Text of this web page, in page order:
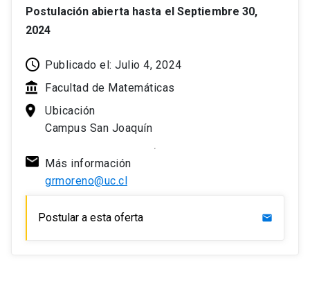
Postulación abierta hasta el Septiembre 30,
2024
Publicado el: Julio 4, 2024
Facultad de Matemáticas
Ubicación
Campus San Joaquín
Más información
grmoreno@uc.cl
Postular a esta oferta mail